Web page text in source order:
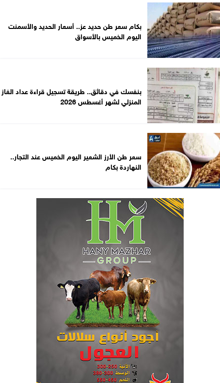
بكام سعر طن حديد عز.. أسعار الحديد والأسمنت
اليوم الخميس بالأسواق
بنفسك في دقائق.. طريقة تسجيل قراءة عداد الغاز
المنزلي لشهر أغسطس 2026
سعر طن الأرز الشعير اليوم الخميس عند التجار..
النهاردة بكام